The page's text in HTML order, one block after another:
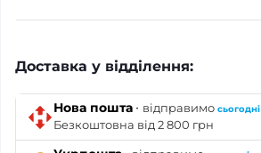
Доставка у відділення:
Нова пошта · відправимо сьогодні
Безкоштовна від 2 800 грн